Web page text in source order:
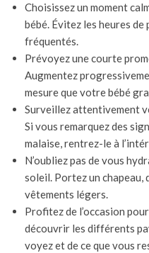
Choisissez un moment
bébé. Évitez les heures
fréquentés.
Prévoyez une courte
Augmentez
mesure que votre bébé
Surveillez attentivement
Si vous remarquez des
malaise, rentrez-le à
N’oubliez pas de vous
soleil. Portez un chapeau,
vêtements légers.
Profitez de l’occasion
découvrir les différents
voyez et de ce que vous